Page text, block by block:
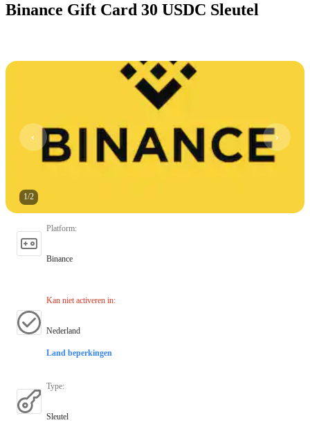
Binance Gift Card 30 USDC Sleutel
1/2
Platform:
Binance
Kan niet activeren in:
Nederland
Land beperkingen
Type:
Sleutel